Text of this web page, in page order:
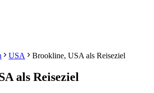
USA Brookline, USA als Reiseziel
als Reiseziel